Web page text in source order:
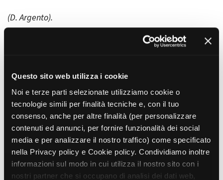
Questo sito web utilizza i cookie
Noi e terze parti selezionate utilizziamo cookie o
tecnologie simili per finalità tecniche e, con il tuo
consenso, anche per altre finalità (per personalizzare
contenuti ed annunci, per fornire funzionalità dei social
media e per analizzare il nostro traffico) come specificato
nella Privacy policy e Cookie policy. Condividiamo inoltre
informazioni sul modo in cui utilizza il nostro sito con i
nostri partner che si occupano di analisi dei dati web,
(D. Argento).
SOGGETTO
Dario Argento, Franco Ferrini, Carlo Lucarelli
SCENEGGIATURA
Dario Argento, Franco Ferrini, Carlo Lucarelli
FOTOGRAFIA
Ronnie Taylor
MONTAGGIO
Anna Rosa Napoli